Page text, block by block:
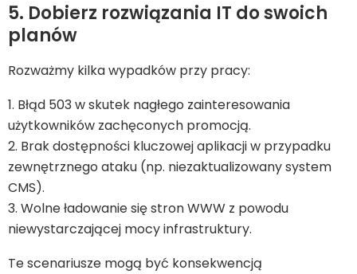
5. Dobierz rozwiązania IT do swoich
planów
Rozważmy kilka wypadków przy pracy:
1. Błąd 503 w skutek nagłego zainteresowania
użytkowników zachęconych promocją.
2. Brak dostępności kluczowej aplikacji w przypadku
zewnętrznego ataku (np. niezaktualizowany system
CMS).
3. Wolne ładowanie się stron WWW z powodu
niewystarczającej mocy infrastruktury.
Te scenariusze mogą być konsekwencją